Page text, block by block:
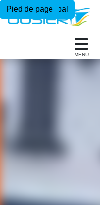
Menu principal
Contenu principal
Pied de page
MENU